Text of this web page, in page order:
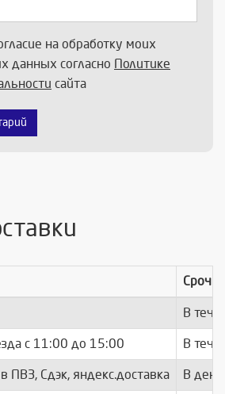
на обработку моих
данных согласно Политике
сайта
В
c 11:00 до 15:00 В
ПВЗ, Сдэк, яндекс.доставка В день